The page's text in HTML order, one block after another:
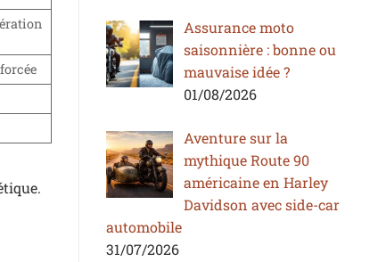
Assurance moto
saisonnière : bonne ou
mauvaise idée ?
01/08/2026
Aventure sur la
mythique Route 90
américaine en Harley
Davidson avec side-car
automobile
31/07/2026